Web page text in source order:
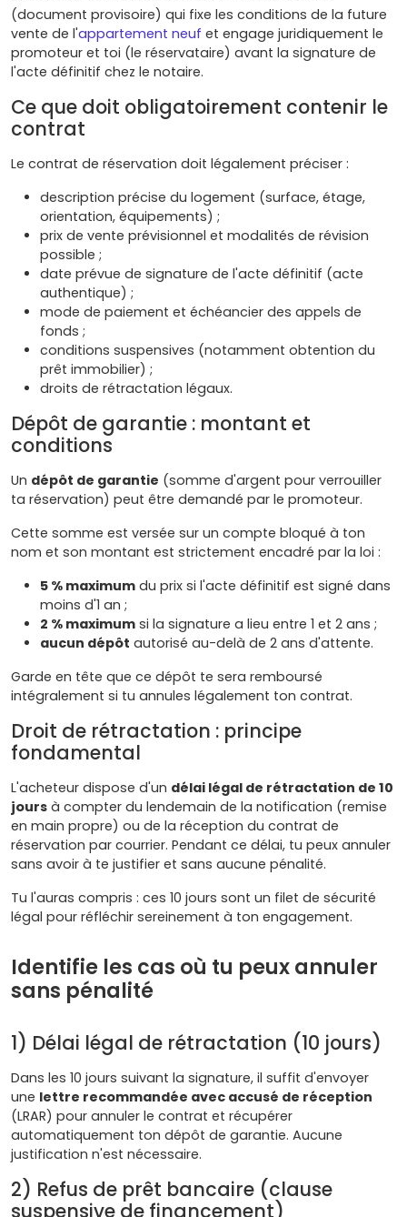
(document provisoire) qui fixe les conditions de la future
vente de l'appartement neuf et engage juridiquement le
promoteur et toi (le réservataire) avant la signature de
l'acte définitif chez le notaire.
Ce que doit obligatoirement contenir le
contrat
Le contrat de réservation doit légalement préciser :
description précise du logement (surface, étage,
orientation, équipements) ;
prix de vente prévisionnel et modalités de révision
possible ;
date prévue de signature de l'acte définitif (acte
authentique) ;
mode de paiement et échéancier des appels de
fonds ;
conditions suspensives (notamment obtention du
prêt immobilier) ;
droits de rétractation légaux.
Dépôt de garantie : montant et
conditions
Un dépôt de garantie (somme d'argent pour verrouiller
ta réservation) peut être demandé par le promoteur.
Cette somme est versée sur un compte bloqué à ton
nom et son montant est strictement encadré par la loi :
5 % maximum du prix si l'acte définitif est signé dans
moins d'1 an ;
2 % maximum si la signature a lieu entre 1 et 2 ans ;
aucun dépôt autorisé au-delà de 2 ans d'attente.
Garde en tête que ce dépôt te sera remboursé
intégralement si tu annules légalement ton contrat.
Droit de rétractation : principe
fondamental
L'acheteur dispose d'un délai légal de rétractation de 10
jours à compter du lendemain de la notification (remise
en main propre) ou de la réception du contrat de
réservation par courrier. Pendant ce délai, tu peux annuler
sans avoir à te justifier et sans aucune pénalité.
Tu l'auras compris : ces 10 jours sont un filet de sécurité
légal pour réfléchir sereinement à ton engagement.
Identifie les cas où tu peux annuler
sans pénalité
1) Délai légal de rétractation (10 jours)
Dans les 10 jours suivant la signature, il suffit d'envoyer
une lettre recommandée avec accusé de réception
(LRAR) pour annuler le contrat et récupérer
automatiquement ton dépôt de garantie. Aucune
justification n'est nécessaire.
2) Refus de prêt bancaire (clause
suspensive de financement)